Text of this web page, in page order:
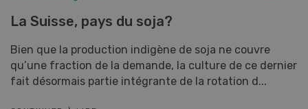
La Suisse, pays du soja?
Bien que la production indigène de soja ne couvre
qu’une fraction de la demande, la culture de ce dernier
fait désormais partie intégrante de la rotation d...